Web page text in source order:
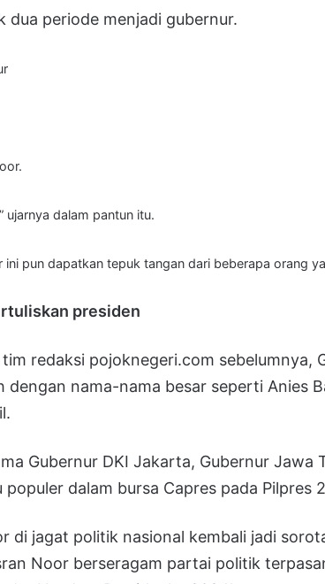
dua periode menjadi gubernur.
ujarnya dalam pantun itu.
pun dapatkan tepuk tangan dari beberapa orang
presiden
redaksi pojoknegeri.com sebelumnya,
dengan nama-nama besar seperti Anies
Gubernur DKI Jakarta, Gubernur Jawa
dalam bursa Capres pada Pilpres
di jagat politik nasional kembali jadi
Noor berseragam partai politik